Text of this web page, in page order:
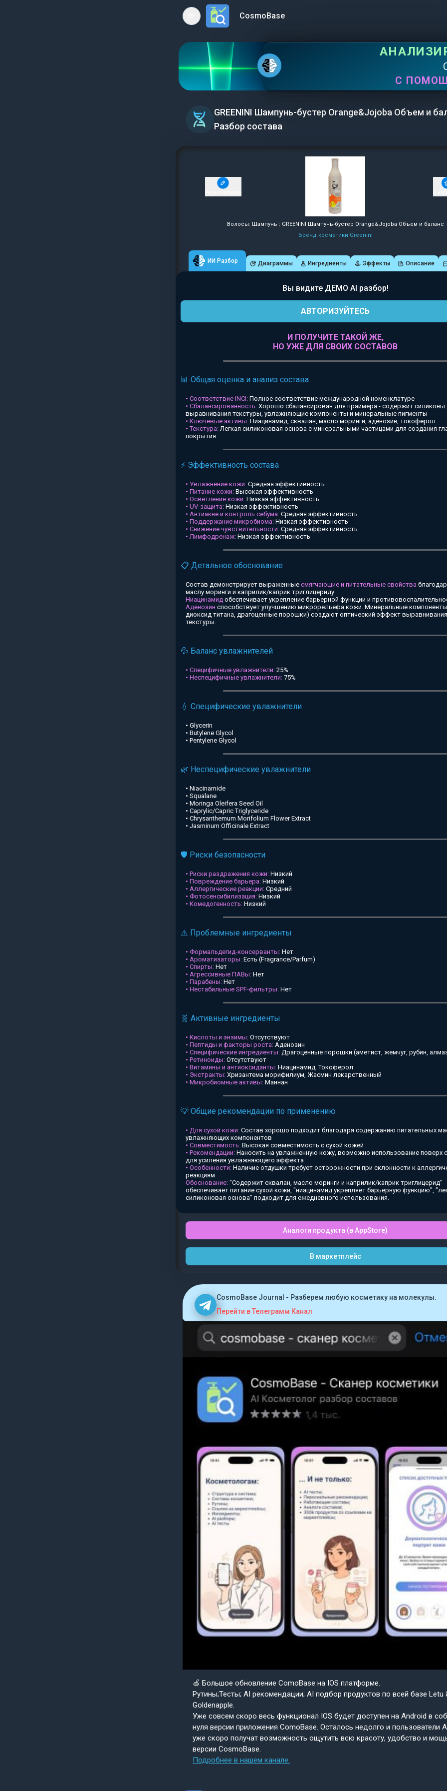
Open main menuCosmoBase
С
GREENINI Шампунь-бустер Orange&Jojoba Объем и
Разбор состава
Волосы: Шампунь : GREENINI Шампунь-бустер Orange&Jojoba Объем и баланс
Бренд косметики Greenini
ИИ Разбор Диаграммы Ингредиенты Эффекты Описание
Вы видите ДЕМО AI разбор!
АВТОРИЗУЙТЕСЬ
И ПОЛУЧИТЕ ТАКОЙ ЖЕ,
НО УЖЕ ДЛЯ СВОИХ СОСТАВОВ
📊 Общая оценка и анализ состава
• Соответствие INCI: Полное соответствие международной номенклатуре
• Сбалансированность: Хорошо сбалансирован для праймера - содержит силиконы
выравнивания текстуры, увлажняющие компоненты и минеральные пигменты
• Ключевые активы: Ниацинамид, сквалан, масло моринги, аденозин, токоферол
• Текстура:Легкая силиконовая основа с минеральными частицами для создания
покрытия
⚡ Эффективность состава
• Увлажнение кожи: Средняя эффективность
• Питание кожи: Высокая эффективность
• Осветление кожи: Низкая эффективность
• UV-защита: Низкая эффективность
• Антиакне и контроль себума: Средняя эффективность
• Поддержание микробиома: Низкая эффективность
• Снижение чувствительности: Средняя эффективность
• Лимфодренаж: Низкая эффективность
📋 Детальное обоснование
Состав демонстрирует выраженные смягчающие и питательные свойства
маслу моринги и каприлик/каприк триглицериду.
Ниацинамид обеспечивает укрепление барьерной функции и
Аденозин способствует улучшению микрорельефа кожи. Минеральные
диоксид титана, драгоценные порошки) создают оптический эффект
текстуры.
💦 Баланс увлажнителей
• Специфичные увлажнители: 25%
• Неспецифичные увлажнители: 75%
💧 Специфические увлажнители
• Glycerin
• Butylene Glycol
• Pentylene Glycol
🌿 Неспецифические увлажнители
• Niacinamide
• Squalane
• Moringa Oleifera Seed Oil
• Caprylic/Capric Triglyceride
• Chrysanthemum Morifolium Flower Extract
• Jasminum Officinale Extract
🛡️ Риски безопасности
• Риски раздражения кожи: Низкий
• Повреждение барьера: Низкий
• Аллергические реакции: Средний
• Фотосенсибилизация: Низкий
• Комедогенность: Низкий
⚠️ Проблемные ингредиенты
• Формальдегид-консерванты: Нет
• Ароматизаторы: Есть (Fragrance/Parfum)
• Спирты: Нет
• Агрессивные ПАВы: Нет
• Парабены: Нет
• Нестабильные SPF-фильтры: Нет
🧬 Активные ингредиенты
• Кислоты и энзимы: Отсутствуют
• Пептиды и факторы роста: Аденозин
• Специфические ингредиенты: Драгоценные порошки (аметист, жемчуг, рубин,
• Ретиноиды: Отсутствуют
• Витамины и антиоксиданты: Ниацинамид, Токоферол
• Экстракты: Хризантема морифилиум, Жасмин лекарственный
• Микробиомные активы: Маннан
💡 Общие рекомендации по применению
• Для сухой кожи: Состав хорошо подходит благодаря содержанию питательных
увлажняющих компонентов
• Совместимость: Высокая совместимость с сухой кожей
• Рекомендации: Наносить на увлажненную кожу, возможно использование поверх
для усиления увлажняющего эффекта
• Особенности: Наличие отдушки требует осторожности при склонности к
реакциям
Обоснование: "Содержит сквалан, масло моринги и каприлик/каприк триглицерид"
обеспечивает питание сухой кожи, "ниацинамид укрепляет барьерную функцию",
силиконовая основа" подходит для ежедневного использования.
Аналоги продукта (в AppStore)
В маркетплейс
CosmoBase Journal - Разберем любую косметику на молекулы.
Перейти в Телеграмм Канал
🍏 Большое обновление ComoBase на IOS платформе.
Рутины;Тесты; AI рекомендации; AI подбор продуктов по всей базе Letu
Goldenapple.
Уже совсем скоро весь функционал IOS будет доступен на Android в
нуля версии приложения ComoBase. Осталось недолго и пользователи
уже скоро получат возможность ощутить всю красоту, удобство и
версии CosmoBase.
Подробнее в нашем канале.